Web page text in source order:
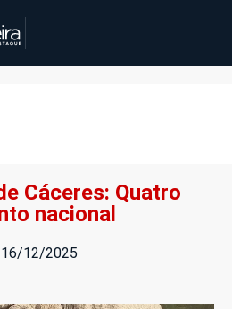
Cáceres: Quatro
nacional
16/12/2025